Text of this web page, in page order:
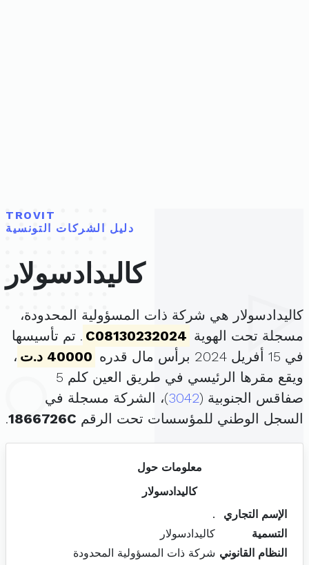
TROVIT
دليل الشركات التونسية
كاليدادسولار
كاليدادسولار هي شركة ذات المسؤولية المحدودة،
مسجلة تحت الهوية C08130232024 . تم تأسيسها
في 15 أفريل 2024 برأس مال قدره
40000 د.ت
،
ويقع مقرها الرئيسي في طريق العين كلم 5
صفاقس الجنوبية (3042)، الشركة مسجلة في
السجل الوطني للمؤسسات تحت الرقم 1866726C
.
معلومات حول
كاليدادسولار
الإسم التجاري
.
التسمية
كاليدادسولار
النظام القانوني شركة ذات المسؤولية المحدودة